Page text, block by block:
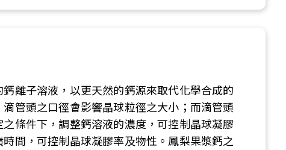
離子溶液，以更天然的鈣源來取代化學合成的
管頭之口徑會影響晶球粒徑之大小；而滴管頭
條件下，調整鈣溶液的濃度，可控制晶球凝膠
間，可控制晶球凝膠率及物性。鳳梨果漿鈣之